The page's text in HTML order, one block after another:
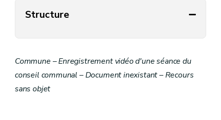
Structure
Commune – Enregistrement vidéo d'une séance du
conseil communal – Document inexistant – Recours
sans objet